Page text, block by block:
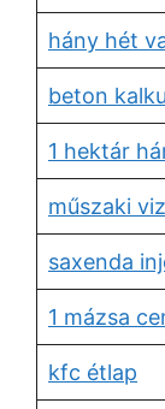
hány hét
beton
1 hektár
műszaki
saxenda
1 mázsa
kfc étlap